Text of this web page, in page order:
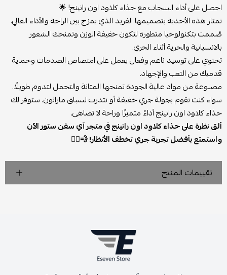
احصل على أداء السحاب مع حذاء كلاود اون رانينج! 🌟
تمتاز هذه الأحذية بتصميمها الفريد الذي يمزج بين الراحة والأداء العالي.
صُممت بتكنولوجيا متطورة لتكون خفيفة الوزن وتمنحك الشعور
بالانسيابية والحرية أثناء الجري.
تحتوي على توسيد ناعم وفعال يعمل على امتصاص الصدمات وحماية
قدميك من التعب والإجهاد.
مصنوعة من مواد عالية الجودة تمنحها المتانة والتحمل لتدوم طويلًا.
سواء كنت تقوم بجولة جري خفيفة أو تتدرب لسباق ماراثون، ستوفر لك
حذاء كلاود اون رانينج أداءً متميزًا وراحة لا تضاهى.
ألق نظرة على حذاء كلاود اون رانينج في متجر آي سفن ستور الآن
واستمتع بأفضل تجربة جري تخطف الأنظار! 💨🏃‍♂️
تقييمات المنتج